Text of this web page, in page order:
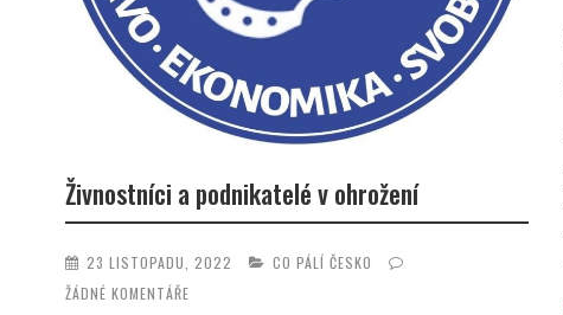
Živnostníci a podnikatelé v ohrožení
23 LISTOPADU, 2022
CO PÁLÍ ČESKO
ŽÁDNÉ KOMENTÁŘE